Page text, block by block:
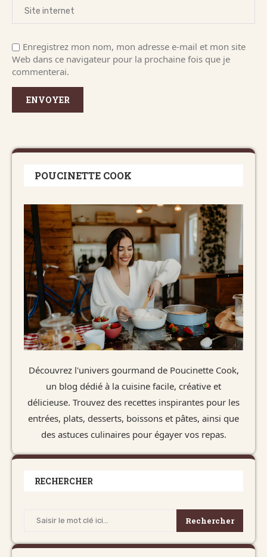
Enregistrez mon nom, mon adresse e-mail et mon site
Web dans ce navigateur pour la prochaine fois que je
commenterai.
POUCINETTE COOK
Découvrez l'univers gourmand de Poucinette Cook,
un blog dédié à la cuisine facile, créative et
délicieuse. Trouvez des recettes inspirantes pour les
entrées, plats, desserts, boissons et pâtes, ainsi que
des astuces culinaires pour égayer vos repas.
RECHERCHER
Rechercher